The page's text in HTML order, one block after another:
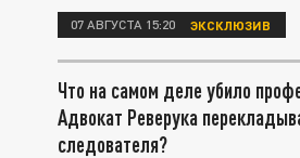
07 АВГУСТА 15:20 ЭКСКЛЮЗИВ
Что на самом деле убило
Адвокат Реверука
следователя?